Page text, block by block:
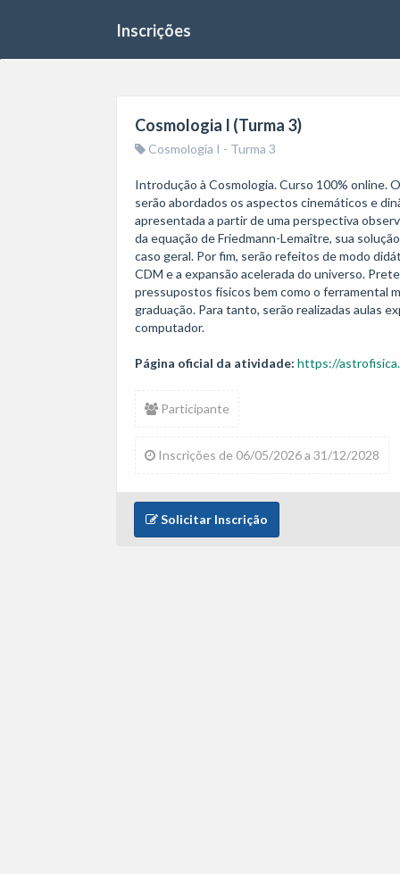
Inscrições
Cosmologia I (Turma 3)
Cosmologia I - Turma 3
Introdução à Cosmologia. Curso 100% online.
serão abordados os aspectos cinemáticos e
apresentada a partir de uma perspectiva
da equação de Friedmann-Lemaître, sua
caso geral. Por fim, serão refeitos de modo
CDM e a expansão acelerada do universo.
pressupostos físicos bem como o ferramental
graduação. Para tanto, serão realizadas aulas
computador.
Página oficial da atividade: https://
Participante
Inscrições de 06/05/2026 a 31/12/2028
Solicitar Inscrição